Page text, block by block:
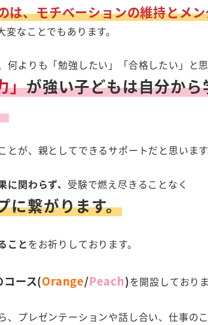
は、モチベーションの維持とメ
なことでもあります。
何よりも「勉強したい」「合格したい」と
」が強い子どもは自分か
が、親としてできるサポートだと思います
に関わらず、 受験で燃え尽きることなく
に繋がります。
ことをお祈りしております。
コース(Orange/Peach)を開設しておりま
、プレゼンテーションや話し合い、仕事の